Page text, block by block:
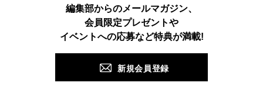
TikTok Facebook Pinterest LINE
編集部からのメールマガジン、
会員限定プレゼントや
イベントへの応募など特典が満載!
新規会員登録